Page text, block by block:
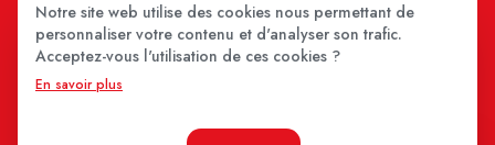
Notre site web utilise des cookies nous permettant de
personnaliser votre contenu et d'analyser son trafic.
Acceptez-vous l'utilisation de ces cookies ?
En savoir plus